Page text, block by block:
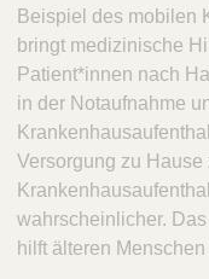
Beispiel des mobilen
bringt medizinische
Patient*innen nach
in der Notaufnahme
Versorgung zu
wahrscheinlicher.
hilft älteren